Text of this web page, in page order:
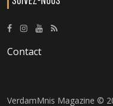
Contact
VerdamMnis Magazine ©